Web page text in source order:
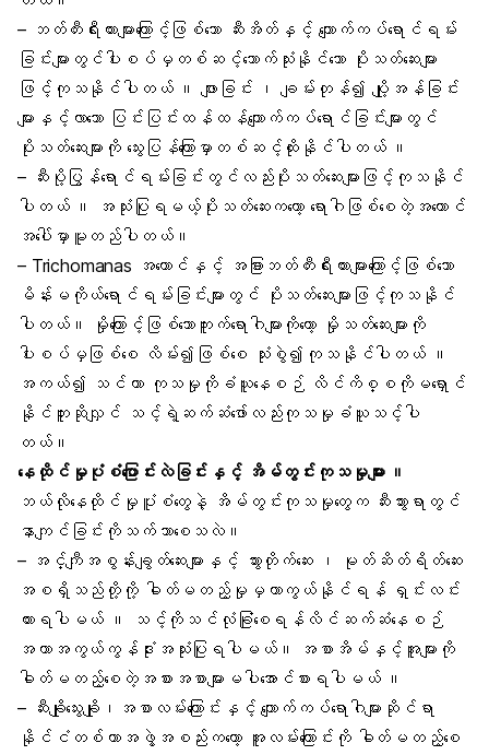
– ဘတ်တီးရီးယားများကြောင့်ဖြစ်သော ဆီးအိတ်နှင့် ကျောက်ကပ်ရောင်ရမ်း
ခြင်းများတွင်ပါးစပ်မှတစ်ဆင့်သောက်သုံးနိုင်သော ပိုးသတ်ဆေးများ
ဖြင့်ကုသနိုင်ပါတယ် ။ ဖျားခြင်း ၊ ချမ်းတုန်၍ ပျို့အန်ခြင်း
များနှင့်လာသော ပြင်းပြင်းထန်ထန်ကျောက်ကပ်ရောင်ခြင်းများတွင်
ပိုးသတ်ဆေးများကို သွေးပြန်ကြောမှာတစ်ဆင့်ထိုးနိုင်ပါတယ် ။
– ဆီးပို့ပြွန်ရောင်ရမ်းခြင်းတွင်လည်းပိုးသတ်ဆေးများဖြင့်ကုသနိုင်
ပါတယ် ။ အသုံးပြုရမယ့်ပိုးသတ်ဆေးကတော့ ရောဂါဖြစ်စေတဲ့အကောင်
အပေါ်မှာမူတည်ပါတယ်။
– Trichomanas အကောင်နှင့် အခြားဘတ်တီးရီးယားများကြောင့်ဖြစ်သော
မိန်းမကိုယ်ရောင်ရမ်းခြင်းများတွင် ပိုးသတ်ဆေးများဖြင့်ကုသနိုင်
ပါတယ်။ မှိုကြောင့်ဖြစ်သောကူးက်ရောဂါများကိုတော့ မှိုသတ်ဆေးများကို
ပါးစပ်မှဖြစ်စေ လိမ်း၍ဖြစ်စေ သုံးစွဲ၍ကုသနိုင်ပါတယ် ။
အကယ်၍ သင်ဟာ ကုသမှုကိုခံယူနေစဉ် လိင်ကိစ္စကိုမရှောင်
နိုင်ဘူးဆိုလျှင် သင့်ရဲ့ဆက်ဆံဖော်လည်းကုသမှုခံယူသင့်ပါ
တယ်။
နေထိုင်မှုပုံစံပြောင်းလဲခြင်းနှင့် အိမ်တွင်းကုသမှုများ ။
ဘယ်လိုနေထိုင်မှုပူံစံတွေနဲ့ အိမ်တွင်းကုသမှုတွေက ဆီးသွားရာတွင်
နာကျင်ခြင်းကိုသက်သာစေသလဲ။
– အင်္ကျီအစွန်းချွတ်ဆေးများနှင့် သွားတိုက်ဆေး ၊ မုတ်ဆိတ်ရိတ်ဆေး
အစရှိသည်တို့ကို့ ဓါတ်မတည့်မှုမှကာကွယ်နိုင်ရန် ရှင်းလင်း
ထားရပါမယ် ။ သင့်ကိုသင်လုံခြုံစေရန်လိင်ဆက်ဆံနေစဉ်
အကာအကွယ်ကွန်ဒုံးအသုံးပြုရပါမယ်။ အစာအိမ်နှင့်အူများကို
ဓါတ်မတည့်စေတဲ့အစားအစာများမပါအောင်စားရပါမယ် ။
– ဆီးချိုသွေးချို၊အစာလမ်းကြောင်းနှင့် ကျောက်ကပ်ရောဂါများဆိုင်ရာ
နိုင်ငံတစ်ကာအဖွဲ့ွအစည်းကတော့ အူလမ်းကြောင်းကို ဓါတ်မတည့်စေ